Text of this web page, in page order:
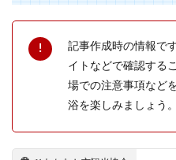
記事作成時の情報で
イトなどで確認する
場での注意事項など
浴を楽しみましょう。